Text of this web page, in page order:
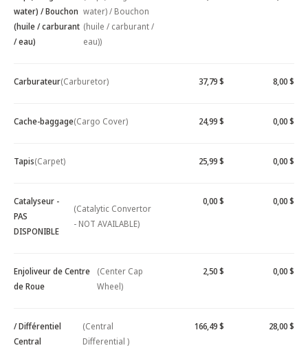
water) / Bouchon
(huile / carburant
/ eau)
water) / Bouchon
(huile / carburant /
eau))
Carburateur(Carburetor) 37,79 $ 8,00 $
Cache-baggage(Cargo Cover) 24,99 $ 0,00 $
Tapis(Carpet) 25,99 $ 0,00 $
Catalyseur -
PAS
DISPONIBLE
(Catalytic Convertor
- NOT AVAILABLE)
0,00 $ 0,00 $
Enjoliveur de Centre
de Roue
(Center Cap
Wheel)
2,50 $ 0,00 $
/ Différentiel
Central
(Central
Differential )
166,49 $ 28,00 $